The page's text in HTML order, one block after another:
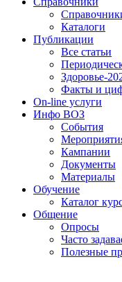
Каталоги
Публикации
Все статьи
Здоровье-
Факты и
On-line услуги
Инфо ВОЗ
События
Кампании
Документы
Материалы
Обучение
Каталог
Общение
Опросы
Часто
Полезные